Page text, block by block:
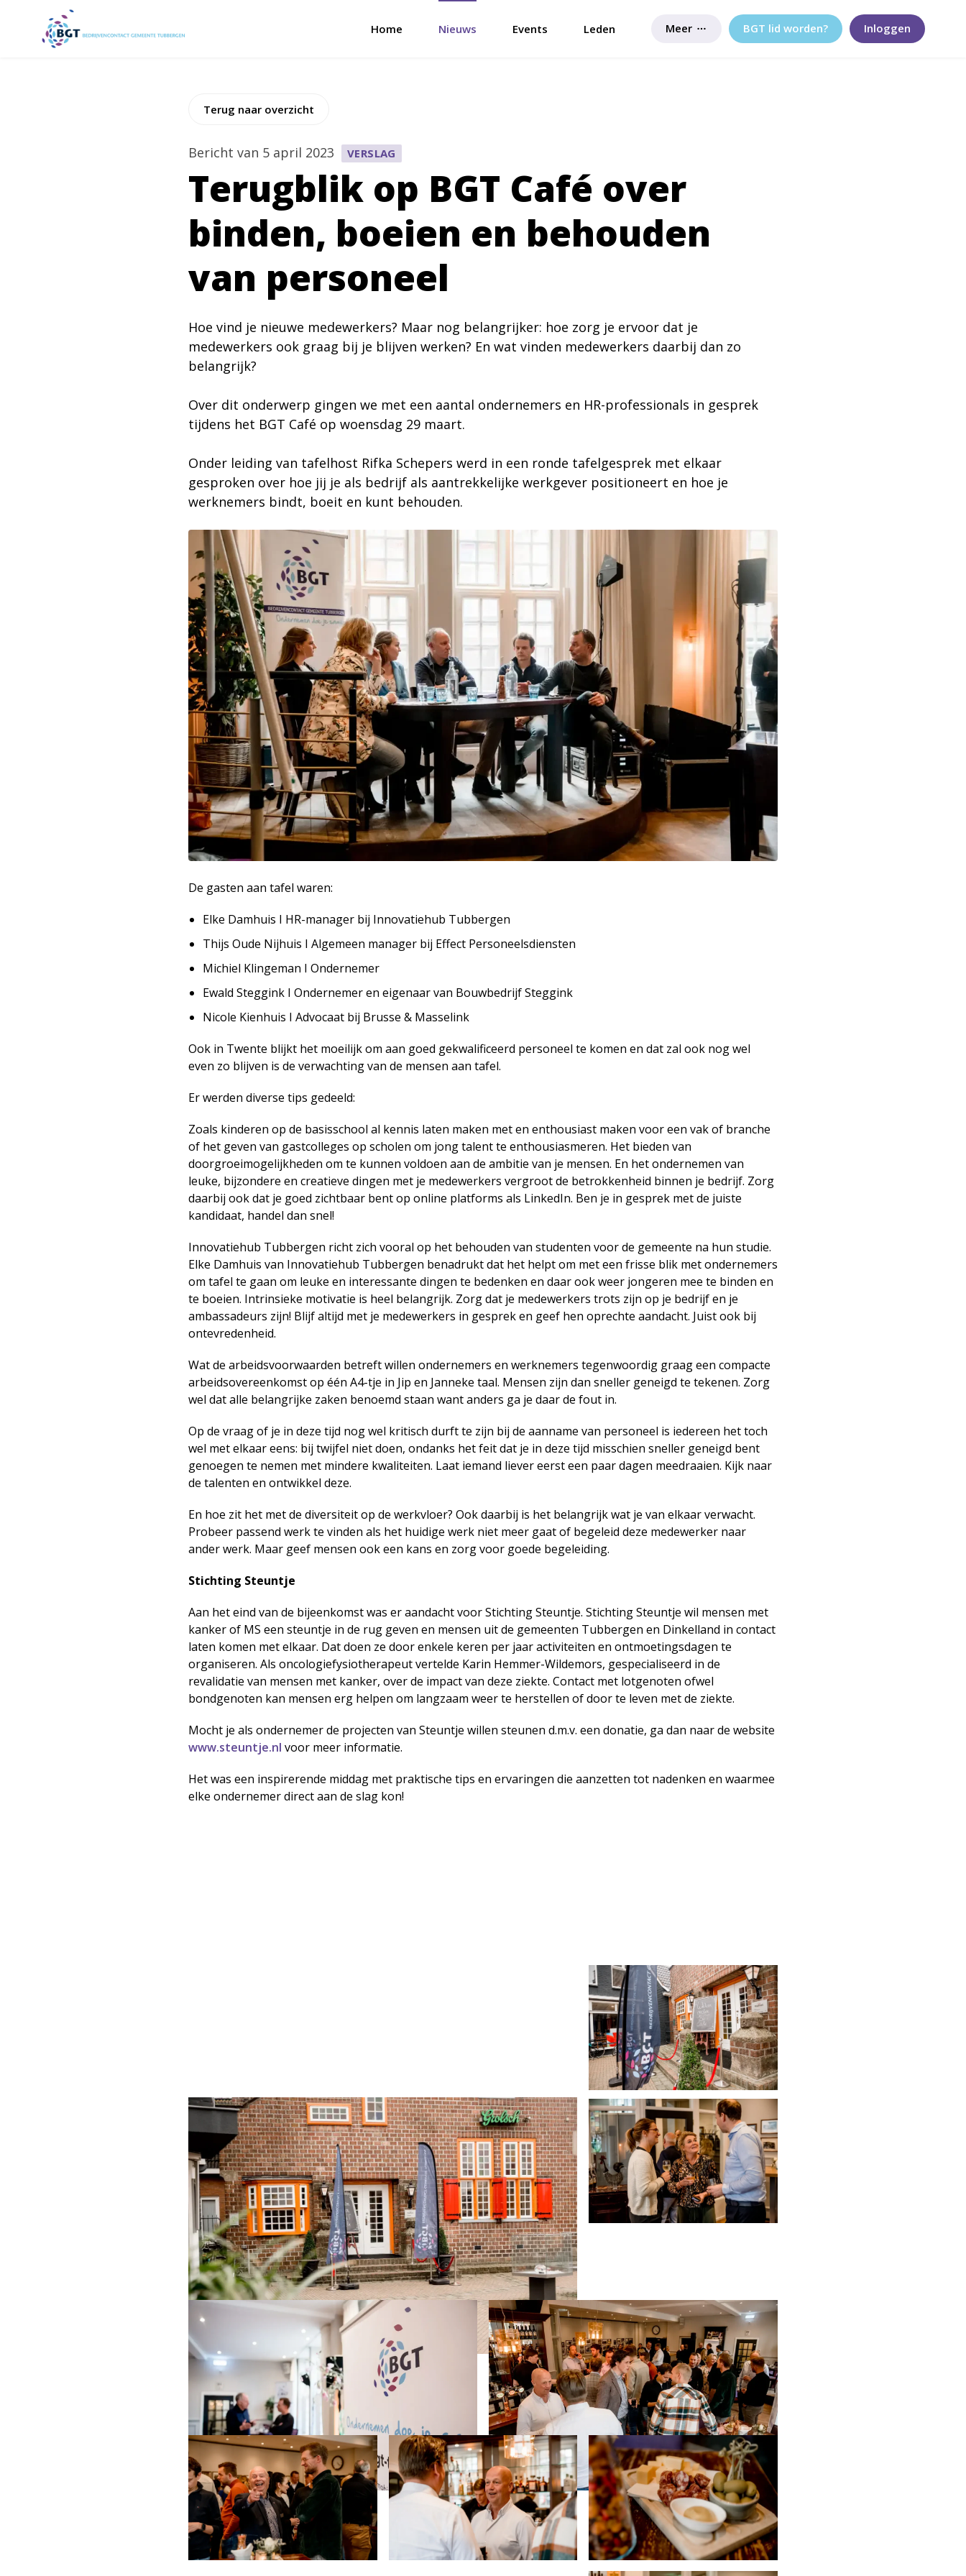
Home Nieuws Events Leden Meer BGT lid worden? Inloggen
Terug naar overzicht
Bericht van 5 april 2023 VERSLAG
Terugblik op BGT Café over
binden, boeien en behouden
van personeel
Hoe vind je nieuwe medewerkers? Maar nog belangrijker: hoe zorg je ervoor dat je
medewerkers ook graag bij je blijven werken? En wat vinden medewerkers daarbij dan zo
belangrijk?
Over dit onderwerp gingen we met een aantal ondernemers en HR-professionals in gesprek
tijdens het BGT Café op woensdag 29 maart.
Onder leiding van tafelhost Rifka Schepers werd in een ronde tafelgesprek met elkaar
gesproken over hoe jij je als bedrijf als aantrekkelijke werkgever positioneert en hoe je
werknemers bindt, boeit en kunt behouden.
De gasten aan tafel waren:
Elke Damhuis I HR-manager bij Innovatiehub Tubbergen
Thijs Oude Nijhuis I Algemeen manager bij Effect Personeelsdiensten
Michiel Klingeman I Ondernemer
Ewald Steggink I Ondernemer en eigenaar van Bouwbedrijf Steggink
Nicole Kienhuis I Advocaat bij Brusse & Masselink
Ook in Twente blijkt het moeilijk om aan goed gekwalificeerd personeel te komen en dat zal ook nog wel
even zo blijven is de verwachting van de mensen aan tafel.
Er werden diverse tips gedeeld:
Zoals kinderen op de basisschool al kennis laten maken met en enthousiast maken voor een vak of branche
of het geven van gastcolleges op scholen om jong talent te enthousiasmeren. Het bieden van
doorgroeimogelijkheden om te kunnen voldoen aan de ambitie van je mensen. En het ondernemen van
leuke, bijzondere en creatieve dingen met je medewerkers vergroot de betrokkenheid binnen je bedrijf. Zorg
daarbij ook dat je goed zichtbaar bent op online platforms als LinkedIn. Ben je in gesprek met de juiste
kandidaat, handel dan snel!
Innovatiehub Tubbergen richt zich vooral op het behouden van studenten voor de gemeente na hun studie.
Elke Damhuis van Innovatiehub Tubbergen benadrukt dat het helpt om met een frisse blik met ondernemers
om tafel te gaan om leuke en interessante dingen te bedenken en daar ook weer jongeren mee te binden en
te boeien. Intrinsieke motivatie is heel belangrijk. Zorg dat je medewerkers trots zijn op je bedrijf en je
ambassadeurs zijn! Blijf altijd met je medewerkers in gesprek en geef hen oprechte aandacht. Juist ook bij
ontevredenheid.
Wat de arbeidsvoorwaarden betreft willen ondernemers en werknemers tegenwoordig graag een compacte
arbeidsovereenkomst op één A4-tje in Jip en Janneke taal. Mensen zijn dan sneller geneigd te tekenen. Zorg
wel dat alle belangrijke zaken benoemd staan want anders ga je daar de fout in.
Op de vraag of je in deze tijd nog wel kritisch durft te zijn bij de aanname van personeel is iedereen het toch
wel met elkaar eens: bij twijfel niet doen, ondanks het feit dat je in deze tijd misschien sneller geneigd bent
genoegen te nemen met mindere kwaliteiten. Laat iemand liever eerst een paar dagen meedraaien. Kijk naar
de talenten en ontwikkel deze.
En hoe zit het met de diversiteit op de werkvloer? Ook daarbij is het belangrijk wat je van elkaar verwacht.
Probeer passend werk te vinden als het huidige werk niet meer gaat of begeleid deze medewerker naar
ander werk. Maar geef mensen ook een kans en zorg voor goede begeleiding.
Stichting Steuntje
Aan het eind van de bijeenkomst was er aandacht voor Stichting Steuntje. Stichting Steuntje wil mensen met
kanker of MS een steuntje in de rug geven en mensen uit de gemeenten Tubbergen en Dinkelland in contact
laten komen met elkaar. Dat doen ze door enkele keren per jaar activiteiten en ontmoetingsdagen te
organiseren. Als oncologiefysiotherapeut vertelde Karin Hemmer-Wildemors, gespecialiseerd in de
revalidatie van mensen met kanker, over de impact van deze ziekte. Contact met lotgenoten ofwel
bondgenoten kan mensen erg helpen om langzaam weer te herstellen of door te leven met de ziekte.
Mocht je als ondernemer de projecten van Steuntje willen steunen d.m.v. een donatie, ga dan naar de website
www.steuntje.nl voor meer informatie.
Het was een inspirerende middag met praktische tips en ervaringen die aanzetten tot nadenken en waarmee
elke ondernemer direct aan de slag kon!